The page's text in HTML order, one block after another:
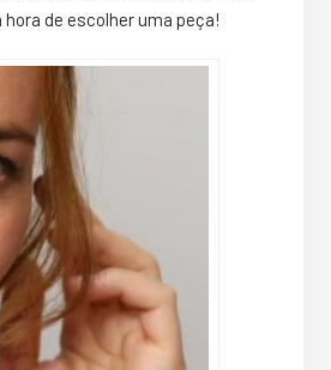
de escolher uma peça!